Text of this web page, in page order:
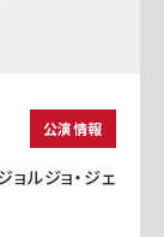
公演情報
ルジョ・ジェ